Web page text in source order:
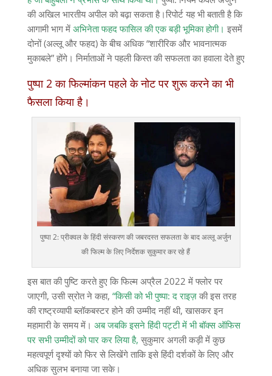
की अखिल भारतीय अपील को बढ़ा सकता है।रिपोर्ट यह भी बताती है कि
आगामी भाग में अभिनेता फहद फासिल की एक बड़ी भूमिका होगी। इसमें
दोनों (अल्लू और फहद) के बीच अधिक “शारीरिक और भावनात्मक
मुकाबले” होंगे। निर्माताओं ने पहली किस्त की सफलता का हवाला देते हुए
पुष्पा 2 का फिल्मांकन पहले के नोट पर शुरू करने का भी
फैसला किया है।
पुष्पा 2: प्रीक्वल के हिंदी संस्करण की जबरदस्त सफलता के बाद अल्लू अर्जुन
की फिल्म के लिए निर्देशक सुकुमार कर रहे हैं
इस बात की पुष्टि करते हुए कि फिल्म अप्रैल 2022 में फ्लोर पर
जाएगी, उसी स्रोत ने कहा, “किसी को भी पुष्पा: द राइज़की इस तरह
की राष्ट्रव्यापी ब्लॉकबस्टर होने की उम्मीद नहीं थी, खासकर इन
महामारी के समय में। अब जबकि इसने हिंदी पट्टी में भी बॉक्स ऑफिस
पर सभी उम्मीदों को पार कर लिया है, सुकुमार अगली कड़ी में कुछ
महत्वपूर्ण दृश्यों को फिर से लिखेंगे ताकि इसे हिंदी दर्शकों के लिए और
अधिक सुलभ बनाया जा सके।